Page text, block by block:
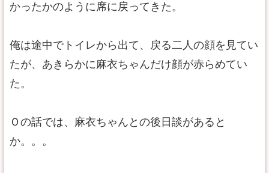
かったかのように席に戻ってきた。
俺は途中でトイレから出て、戻る二人の顔を見てい
たが、あきらかに麻衣ちゃんだけ顔が赤らめてい
た。
Ｏの話では、麻衣ちゃんとの後日談があると
か。。。